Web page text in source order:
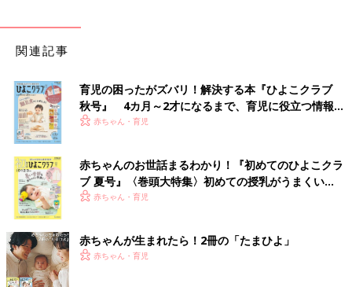
関連記事
育児の困ったがズバリ！解決する本『ひよこクラブ
秋号』 4カ月～2才になるまで、育児に役立つ情報が
いっぱい！
赤ちゃん・育児
赤ちゃんのお世話まるわかり！『初めてのひよこクラ
ブ 夏号』〈巻頭大特集〉初めての授乳がうまくい
く！ おっぱい・ミルクの基本と夏のトラブル 解決テ
赤ちゃん・育児
赤ちゃんが生まれたら！2冊の「たまひよ」
赤ちゃん・育児